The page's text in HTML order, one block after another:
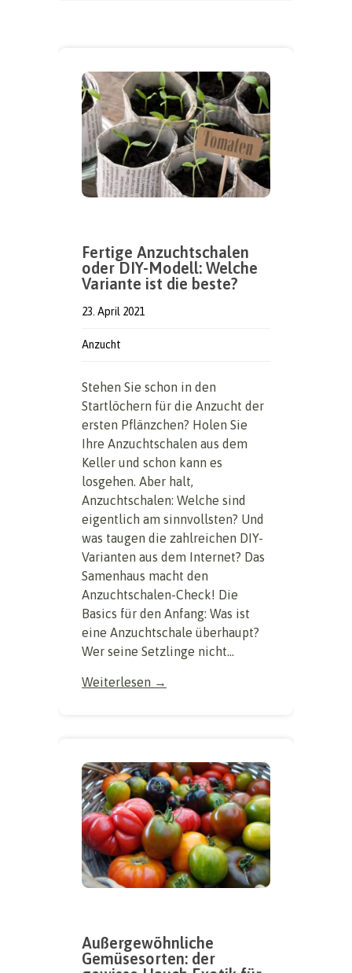
Fertige Anzuchtschalen
oder DIY-Modell: Welche
Variante ist die beste?
23. April 2021
Anzucht
Stehen Sie schon in den
Startlöchern für die Anzucht der
ersten Pflänzchen? Holen Sie
Ihre Anzuchtschalen aus dem
Keller und schon kann es
losgehen. Aber halt,
Anzuchtschalen: Welche sind
eigentlich am sinnvollsten? Und
was taugen die zahlreichen DIY-
Varianten aus dem Internet? Das
Samenhaus macht den
Anzuchtschalen-Check! Die
Basics für den Anfang: Was ist
eine Anzuchtschale überhaupt?
Wer seine Setzlinge nicht...
Weiterlesen →
Außergewöhnliche
Gemüsesorten: der